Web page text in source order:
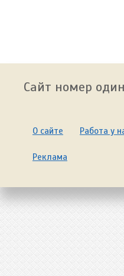
Сайт номер
О сайте Работа у
Реклама